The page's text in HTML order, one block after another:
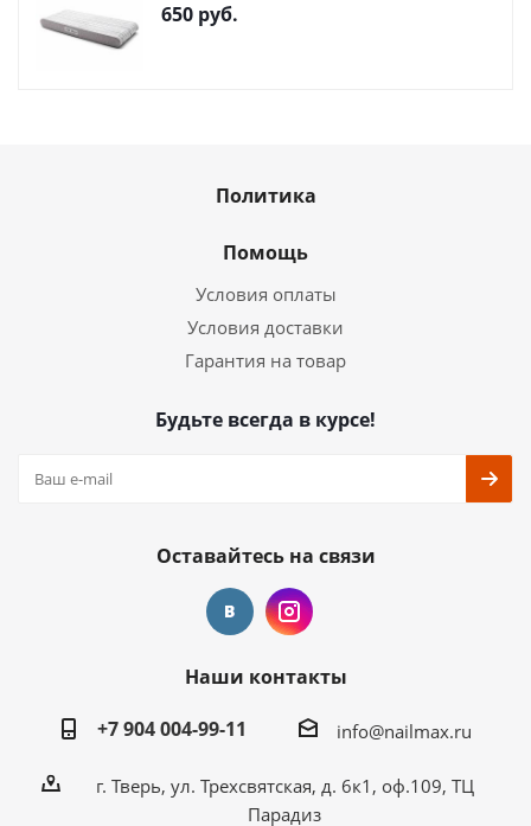
650 руб.
Политика
Помощь
Условия оплаты
Условия доставки
Гарантия на товар
Будьте всегда в курсе!
Оставайтесь на связи
Наши контакты
+7 904 004-99-11
info@nailmax.ru
г. Тверь, ул. Трехсвятская, д. 6к1, оф.109, ТЦ
Парадиз